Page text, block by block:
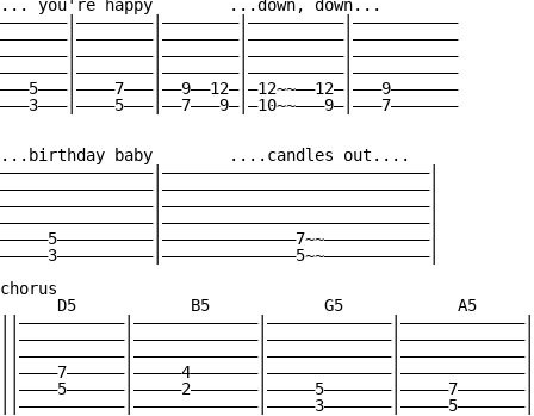
... you're happy        ...down, down...
———————|————————|————————|——————————|———————————
———————|————————|————————|——————————|———————————
———————|————————|————————|——————————|———————————
———————|————————|————————|——————————|———————————
———5———|————7———|——9——12—|—12~~——12—|———9———————
———3———|————5———|——7———9—|—10~~———9—|———7———————
...birthday baby        ....candles out....
————————————————|————————————————————————————|
————————————————|————————————————————————————|
————————————————|————————————————————————————|
————————————————|————————————————————————————|
—————5——————————|——————————————7~~———————————|
—————3——————————|——————————————5~~———————————|
chorus
D5            B5            G5            A5